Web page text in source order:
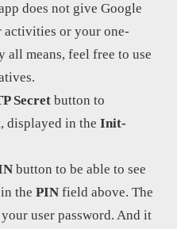
does not give Google
or your one-
all means, feel free to use
Secret button to
displayed in the Init-
button to be able to see
the PIN field above. The
user password. And it